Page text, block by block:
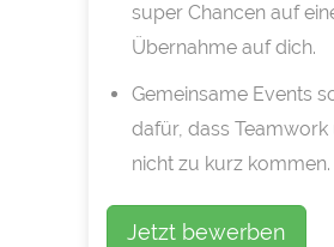
super Chancen auf
Übernahme auf dich.
Gemeinsame Events
dafür, dass Teamwork
nicht zu kurz kommen.
Jetzt bewerben